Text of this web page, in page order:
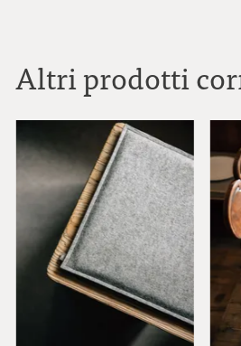
Altri prodotti